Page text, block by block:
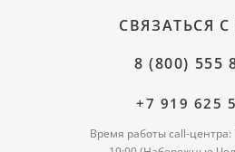
СВЯЗАТЬСЯ
8 (800) 555
+7 919 625
Время работы call-